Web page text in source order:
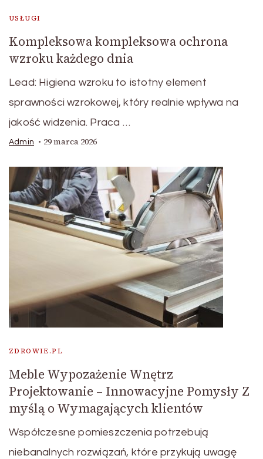
USŁUGI
Kompleksowa kompleksowa ochrona
wzroku każdego dnia
Lead: Higiena wzroku to istotny element
sprawności wzrokowej, który realnie wpływa na
jakość widzenia. Praca …
Admin 29 marca 2026
ZDROWIE.PL
Meble Wypozażenie Wnętrz
Projektowanie – Innowacyjne Pomysły Z
myślą o Wymagających klientów
Współczesne pomieszczenia potrzebują
niebanalnych rozwiązań, które przykują uwagę